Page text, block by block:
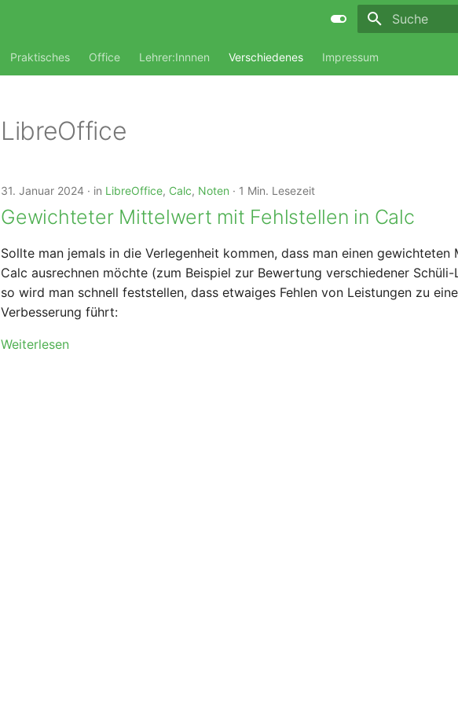
Praktisches Office Lehrer:Innnen Verschiedenes Impressum
LibreOffice
31. Januar 2024 in LibreOffice, Calc, Noten 1 Min. Lesezeit
Gewichteter Mittelwert mit Fehlstellen in Calc
Sollte man jemals in die Verlegenheit kommen, dass man einen
Calc ausrechnen möchte (zum Beispiel zur Bewertung verschiedener Schüli-
so wird man schnell feststellen, dass etwaiges Fehlen von Leistungen zu
Verbesserung führt:
Weiterlesen